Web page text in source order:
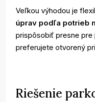
Veľkou výhodou je
úprav podľa potrieb
prispôsobiť presne pre
preferujete otvorený
Riešenie